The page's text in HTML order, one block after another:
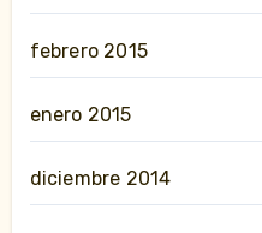
febrero 2015
enero 2015
diciembre 2014